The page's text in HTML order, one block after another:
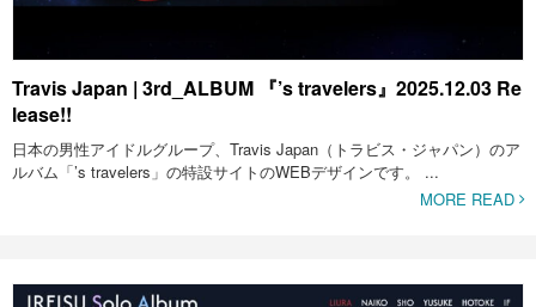
Travis Japan | 3rd_ALBUM 『’s travelers』2025.12.03 Re
lease!!
日本の男性アイドルグループ、Travis Japan（トラビス・ジャパン）のア
ルバム「’s travelers」の特設サイトのWEBデザインです。 ...
MORE READ